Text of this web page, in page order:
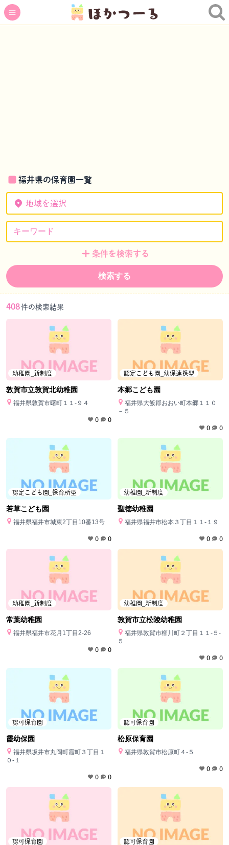
福井県の保育園一覧
地域を選択
条件を検索する
検索する
408件の検索結果
幼稚園_新制度
敦賀市立敦賀北幼稚園
福井県敦賀市曙町１１‐９４
0 0
認定こども園_幼保連携型
本郷こども園
福井県大飯郡おおい町本郷１１０
－５
0 0
認定こども園_保育所型
若草こども園
福井県福井市城東2丁目10番13号
0 0
幼稚園_新制度
聖徳幼稚園
福井県福井市松本３丁目１１‐１９
0 0
幼稚園_新制度
常葉幼稚園
福井県福井市花月1丁目2-26
0 0
幼稚園_新制度
敦賀市立松陵幼稚園
福井県敦賀市櫛川町２丁目１１‐５‐
５
0 0
認可保育園
霞幼保園
福井県坂井市丸岡町霞町３丁目１
０‐１
0 0
認可保育園
松原保育園
福井県敦賀市松原町４‐５
0 0
認可保育園 認可保育園